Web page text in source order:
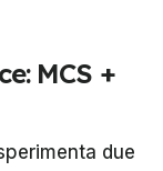
MCS +
due